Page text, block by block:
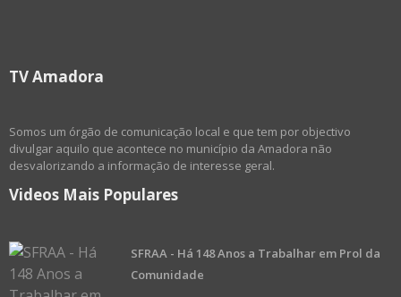
TV Amadora
Somos um órgão de comunicação local e que tem por objectivo
divulgar aquilo que acontece no município da Amadora não
desvalorizando a informação de interesse geral.
Videos Mais Populares
SFRAA - Há 148 Anos a Trabalhar em Prol da
Comunidade